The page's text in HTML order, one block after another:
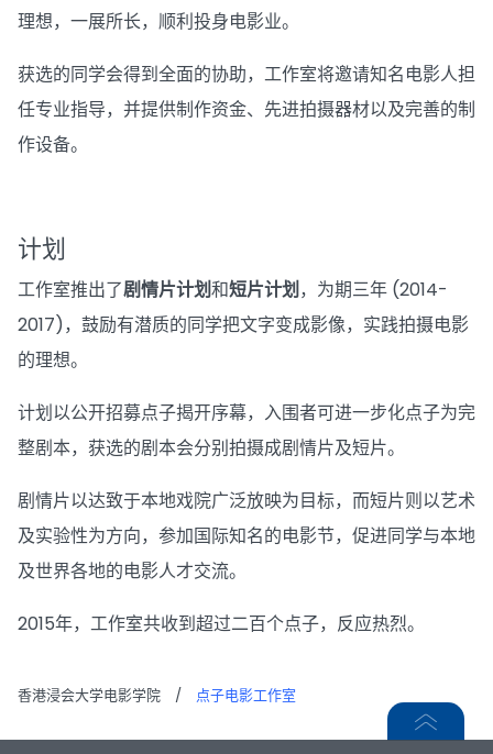
理想，一展所长，顺利投身电影业。
获选的同学会得到全面的协助，工作室将邀请知名电影人担
任专业指导，并提供制作资金、先进拍摄器材以及完善的制
作设备。
计划
工作室推出了剧情片计划和短片计划，为期三年 (2014-
2017)，鼓励有潜质的同学把文字变成影像，实践拍摄电影
的理想。
计划以公开招募点子揭开序幕，入围者可进一步化点子为完
整剧本，获选的剧本会分别拍摄成剧情片及短片。
剧情片以达致于本地戏院广泛放映为目标，而短片则以艺术
及实验性为方向，参加国际知名的电影节，促进同学与本地
及世界各地的电影人才交流。
2015年，工作室共收到超过二百个点子，反应热烈。
香港浸会大学电影学院 / 点子电影工作室